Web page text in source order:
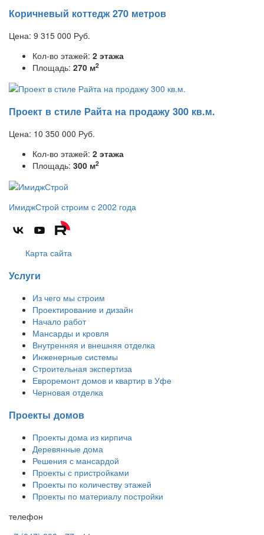
Коричневый коттедж 270 метров
Цена: 9 315 000 Руб.
Кол-во этажей: 2 этажа
Площадь: 270 м2
Проект в стиле Райта на продажу 300 кв.м.
Цена: 10 350 000 Руб.
Кол-во этажей: 2 этажа
Площадь: 300 м2
ИмиджСтрой строим с 2002 года
Карта сайта
Услуги
Из чего мы строим
Проектирование и дизайн
Начало работ
Мансарды и кровля
Внутренняя и внешняя отделка
Инженерные системы
Строительная экспертиза
Евроремонт домов и квартир в Уфе
Черновая отделка
Проекты домов
Проекты дома из кирпича
Деревянные дома
Решения с мансардой
Проекты с пристройками
Проекты по количеству этажей
Проекты по материалу постройки
телефон